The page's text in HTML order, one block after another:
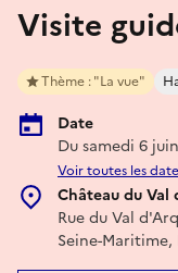
Visite
Thème : "La vue"
Date
Du samedi 6
Voir toutes les
Château du Val
Rue du Val
Seine-